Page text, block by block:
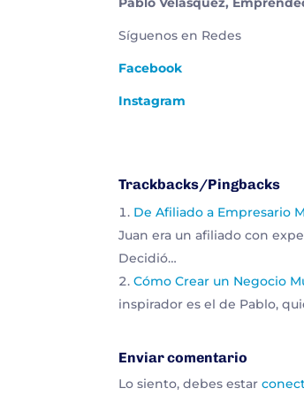
Síguenos en Redes
Facebook
Instagram
Trackbacks/Pingbacks
De Afiliado a Empresario
Juan era un afiliado con
Decidió…
Cómo Crear un Negocio
inspirador es el de Pablo,
Enviar comentario
Lo siento, debes estar